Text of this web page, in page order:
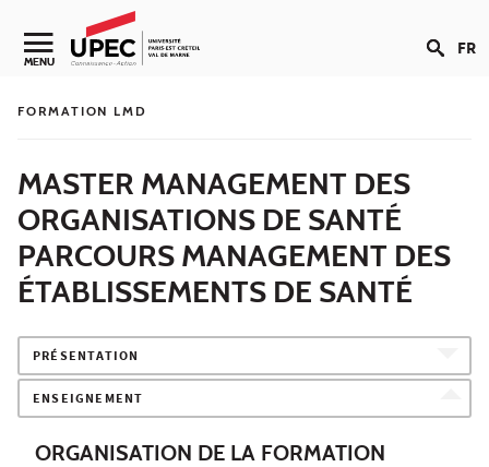
Aller au contenu
Navigation secondaire
MENU FR
FORMATION LMD
MASTER MANAGEMENT DES
ORGANISATIONS DE SANTÉ
PARCOURS MANAGEMENT DES
ÉTABLISSEMENTS DE SANTÉ
PRÉSENTATION
ENSEIGNEMENT
ORGANISATION DE LA FORMATION